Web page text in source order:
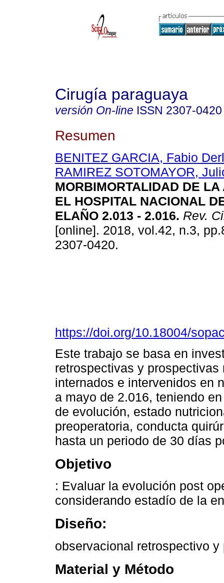
Cirugía paraguaya
versión On-line ISSN 2307-0420
Resumen
BENITEZ GARCIA, Fabio
RAMIREZ SOTOMAYOR,
MORBIMORTALIDAD DE
EL HOSPITAL NACIONAL
ELAÑO 2.013 - 2.016. Rev.
[online]. 2018, vol.42, n.3,
2307-0420.
https://doi.org/10.18004/
Este trabajo se basa en
retrospectivas y
internados e intervenidos en
a mayo de 2.016, teniendo
de evolución, estado
preoperatoria, conducta
hasta un periodo de 30 días
Objetivo
: Evaluar la evolución post
considerando estadío de la
Diseño:
observacional retrospectivo
Material y Método